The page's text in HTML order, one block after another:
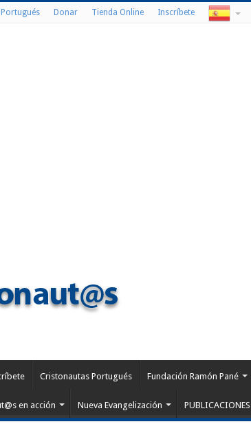
Donar Tienda Online Inscríbete
Cristonautas Portugués Fundación Ramón Pané
en acción Nueva Evangelización PUBLICACIONES